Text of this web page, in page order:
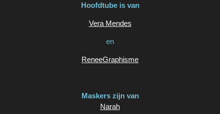
Hoofdtube is van
Vera Mendes
en
ReneeGraphisme
Maskers zijn van
Narah